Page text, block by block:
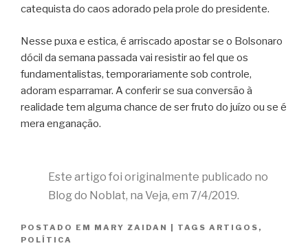
catequista do caos adorado pela prole do presidente.
Nesse puxa e estica, é arriscado apostar se o Bolsonaro
dócil da semana passada vai resistir ao fel que os
fundamentalistas, temporariamente sob controle,
adoram esparramar. A conferir se sua conversão à
realidade tem alguma chance de ser fruto do juízo ou se é
mera enganação.
Este artigo foi originalmente publicado no
Blog do Noblat, na Veja, em 7/4/2019.
POSTADO EM MARY ZAIDAN TAGS ARTIGOS ,
POLÍTICA